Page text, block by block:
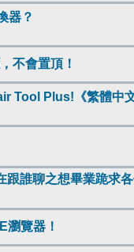
器？
不會置頂！
Tool Plus!《繁體中
跟誰聊之想畢業跪求
瀏覽器！